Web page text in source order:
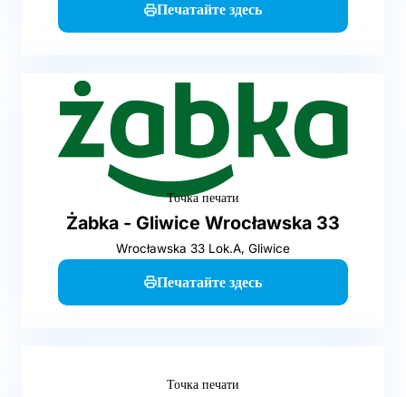
Печатайте здесь
Точка печати
Żabka - Gliwice Wrocławska 33
Wrocławska 33 Lok.A, Gliwice
Печатайте здесь
Точка печати